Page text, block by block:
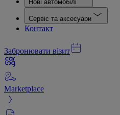
Нові автомобілі
Сервіс та аксесуари
Контакт
Забронювати візит
Marketplace